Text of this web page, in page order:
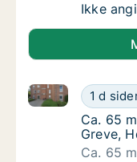
Ca. 90
Ikke
Ca. 65
1 d
Ca. 65 m2
Ca. 65
Ca. 65
Greve,
Ca. 65